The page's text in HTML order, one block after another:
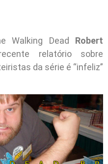
Walking Dead Robert
relatório sobre
da série é “infeliz”